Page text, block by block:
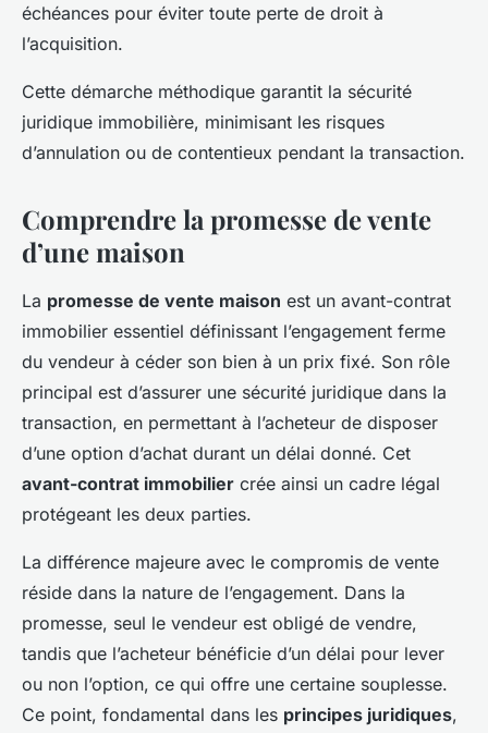
échéances pour éviter toute perte de droit à
l’acquisition.
Cette démarche méthodique garantit la sécurité
juridique immobilière, minimisant les risques
d’annulation ou de contentieux pendant la transaction.
Comprendre la promesse de vente
d’une maison
La promesse de vente maison est un avant-contrat
immobilier essentiel définissant l’engagement ferme
du vendeur à céder son bien à un prix fixé. Son rôle
principal est d’assurer une sécurité juridique dans la
transaction, en permettant à l’acheteur de disposer
d’une option d’achat durant un délai donné. Cet
avant-contrat immobilier crée ainsi un cadre légal
protégeant les deux parties.
La différence majeure avec le compromis de vente
réside dans la nature de l’engagement. Dans la
promesse, seul le vendeur est obligé de vendre,
tandis que l’acheteur bénéficie d’un délai pour lever
ou non l’option, ce qui offre une certaine souplesse.
Ce point, fondamental dans les principes juridiques,